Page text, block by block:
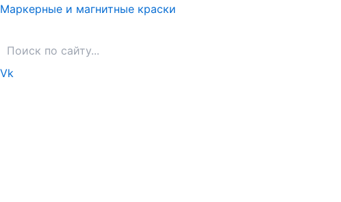
Перейти
содержимому
Маркерные и магнитные краски
Vk